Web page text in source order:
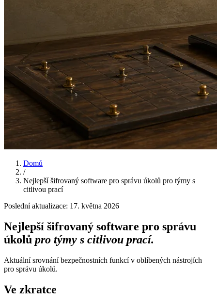
Domů
/
Nejlepší šifrovaný software pro správu úkolů pro týmy s
citlivou prací
Poslední aktualizace: 17. května 2026
Nejlepší šifrovaný software pro správu
úkolů pro týmy s citlivou prací.
Aktuální srovnání bezpečnostních funkcí v oblíbených nástrojích
pro správu úkolů.
Ve zkratce